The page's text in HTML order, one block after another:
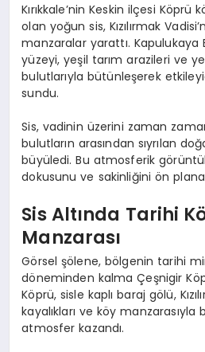
Kırıkkale’nin Keskin ilçesi Köprü
olan yoğun sis, Kızılırmak
manzaralar yarattı. Kapulukaya
yüzeyi, yeşil tarım arazileri ve
bulutlarıyla bütünleşerek
sundu.
Sis, vadinin üzerini zaman
bulutların arasından sıyrılan
büyüledi. Bu atmosferik
dokusunu ve sakinliğini ön plana
Sis Altında Tarihi
Manzarası
Görsel şölene, bölgenin tarihi
döneminden kalma Çeşnigir
Köprü, sisle kaplı baraj gölü,
kayalıkları ve köy manzarasıyla
atmosfer kazandı.